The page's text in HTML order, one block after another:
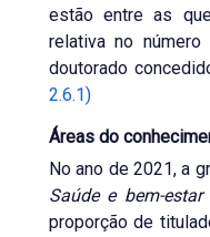
estão entre as
relativa no
doutorado
2.6.1)
Áreas do
No ano de 2021, a
Saúde e bem-estar
proporção de